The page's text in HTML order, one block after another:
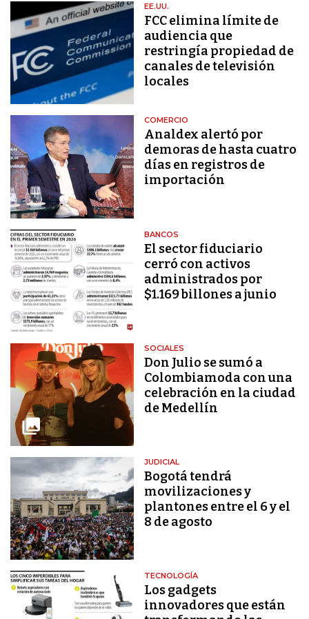
EE.UU.
FCC elimina límite de
audiencia que
restringía propiedad de
canales de televisión
locales
COMERCIO
Analdex alertó por
demoras de hasta cuatro
días en registros de
importación
BANCOS
El sector fiduciario
cerró con activos
administrados por
$1.169 billones a junio
SOCIALES
Don Julio se sumó a
Colombiamoda con una
celebración en la ciudad
de Medellín
JUDICIAL
Bogotá tendrá
movilizaciones y
plantones entre el 6 y el
8 de agosto
TECNOLOGÍA
Los gadgets
innovadores que están